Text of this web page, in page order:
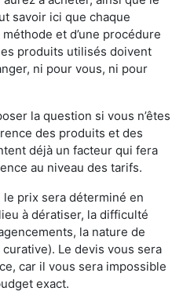
savoir ici que chaque
et d’une procédure
produits utilisés doivent
ni pour vous, ni pour
la question si vous n’êtes
des produits et des
déjà un facteur qui fera
au niveau des tarifs.
le prix sera déterminé en
à dératiser, la difficulté
la nature de
Le devis vous sera
car il vous sera impossible
exact.